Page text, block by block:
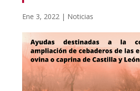
Ene 3, 2022 | Noticias